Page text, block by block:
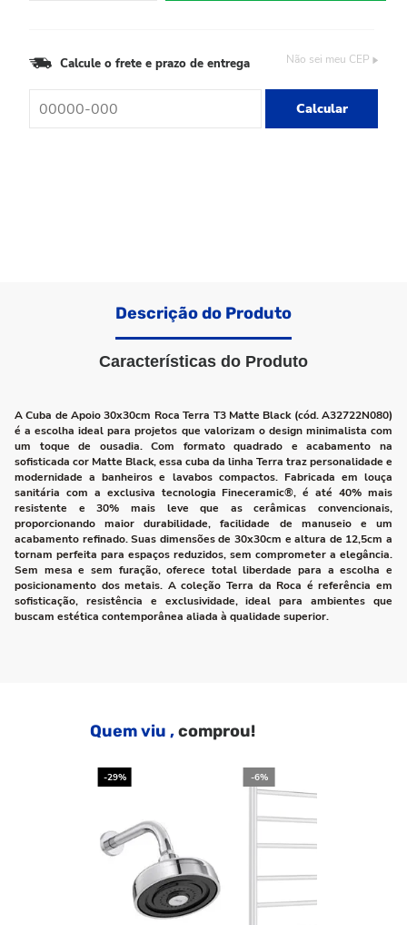
Calcule o frete e prazo de entrega Não sei meu CEP
Calcular
Descrição do Produto
Características do Produto
A Cuba de Apoio 30x30cm Roca Terra T3 Matte Black (cód. A32722N080)
é a escolha ideal para projetos que valorizam o design minimalista com
um toque de ousadia. Com formato quadrado e acabamento na
sofisticada cor Matte Black, essa cuba da linha Terra traz personalidade e
modernidade a banheiros e lavabos compactos. Fabricada em louça
sanitária com a exclusiva tecnologia Fineceramic®, é até 40% mais
resistente e 30% mais leve que as cerâmicas convencionais,
proporcionando maior durabilidade, facilidade de manuseio e um
acabamento refinado. Suas dimensões de 30x30cm e altura de 12,5cm a
tornam perfeita para espaços reduzidos, sem comprometer a elegância.
Sem mesa e sem furação, oferece total liberdade para a escolha e
posicionamento dos metais. A coleção Terra da Roca é referência em
sofisticação, resistência e exclusividade, ideal para ambientes que
buscam estética contemporânea aliada à qualidade superior.
Quem viu ,comprou!
-29% -6%